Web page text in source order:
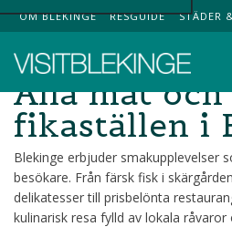
Top Menu
OM BLEKINGE RESGUIDE STÄDER
Alla mat och
fikaställen i
Blekinge erbjuder smakupplevelser
besökare. Från färsk fisk i
delikatesser till prisbelönta
kulinarisk resa fylld av lokala råvaror